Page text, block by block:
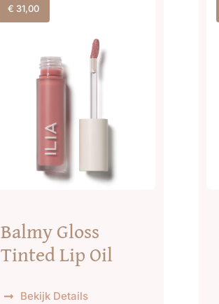
€ 31,00
Balmy Gloss
Tinted Lip Oil
Bekijk Details